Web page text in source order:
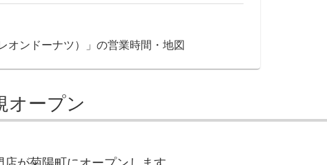
オンドーナツ）」の営業時間・地図
オープン